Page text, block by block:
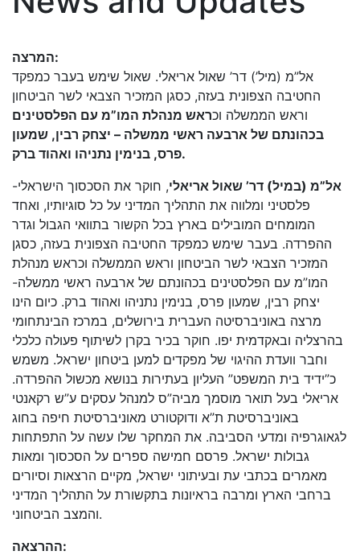
המרצה:
אל”מ (מיל’) דר’ שאול אריאלי. שאול שימש בעבר כמפקד
החטיבה הצפונית בעזה, כסגן המזכיר הצבאי לשר הביטחון
וראש הממשלה וכראש מנהלת המו”מ עם הפלסטינים
בכהונתם של ארבעה ראשי ממשלה – יצחק רבין, שמעון
פרס, בנימין נתניהו ואהוד ברק.
אל”מ (במיל) דר’ שאול אריאלי, חוקר את הסכסוך הישראלי-
פלסטיני ומלווה את התהליך המדיני על כל סוגיותיו, ואחד
המומחים המובילים בארץ בכל הקשור בתוואי הגבול וגדר
ההפרדה. בעבר שימש כמפקד החטיבה הצפונית בעזה, כסגן
המזכיר הצבאי לשר הביטחון וראש הממשלה וכראש מנהלת
המו”מ עם הפלסטינים בכהונתם של ארבעה ראשי ממשלה-
יצחק רבין, שמעון פרס, בנימין נתניהו ואהוד ברק. כיום הינו
מרצה באוניברסיטה העברית בירושלים, במרכז הבינתחומי
בהרצליה ובאקדמית יפו. חוקר בכיר בקרן לשיתוף פעולה כלכלי
וחבר וועדת ההיגוי של מפקדים למען ביטחון ישראל. משמש
כ”ידיד בית המשפט” העליון בעתירות בנושא מכשול ההפרדה.
אריאלי בעל תואר מוסמך מביה”ס למנהל עסקים ע”ש רקאנטי
באוניברסיטת ת”א ודוקטורט מאוניברסיטת חיפה בחוג
לגאוגרפיה ומדעי הסביבה. את המחקר שלו עשה על התפתחות
גבולות ישראל. פרסם חמישה ספרים על הסכסוך ומאות
מאמרים בכתבי עת ובעיתוני ישראל, מקיים הרצאות וסיורים
ברחבי הארץ ומרבה בראיונות בתקשורת על התהליך המדיני
והמצב הביטחוני.
ההרצאה: